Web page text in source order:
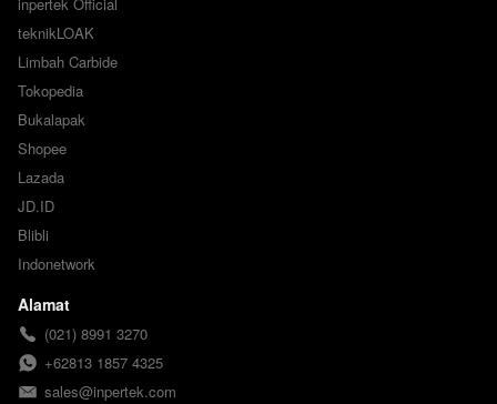
teknikLOAK
Limbah Carbide
Tokopedia
Bukalapak
Shopee
Lazada
JD.ID
Blibli
Indonetwork
Alamat
(021) 8991 3270
+62813 1857 4325
sales@inpertek.com